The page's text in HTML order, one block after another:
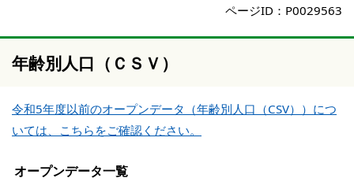
ページID：P0029563
年齢別人口（ＣＳＶ）
令和5年度以前のオープンデータ（年齢別人口 （CSV））につ
いては、こちらをご確認ください。
オープンデータ一覧